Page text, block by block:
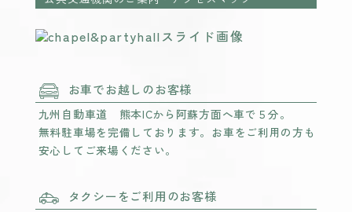
お車でお越しのお客様
九州自動車道 熊本ICから阿蘇方面へ車で５分。
無料駐車場を完備しております。お車をご利用の方も
安心してご来場ください。
タクシーをご利用のお客様